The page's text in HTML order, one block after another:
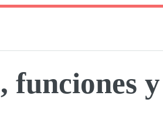
funciones